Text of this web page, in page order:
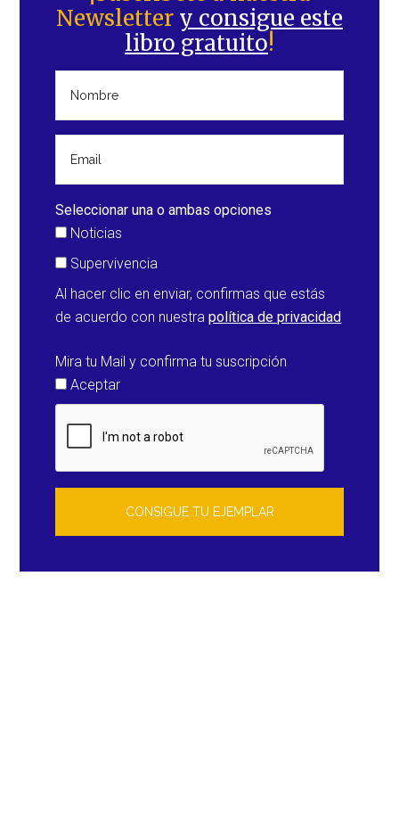
principal
Newsletter y consigue este
libro gratuito!
Seleccionar una o ambas opciones
Noticias
Supervivencia
Al hacer clic en enviar, confirmas que estás
de acuerdo con nuestrapolítica de privacidad
Mira tu Mail y confirma tu suscripción
Aceptar